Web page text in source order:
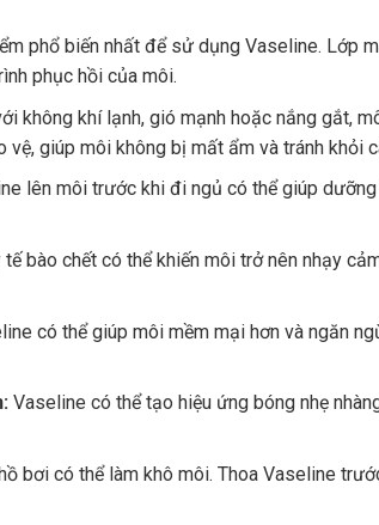
phổ biến nhất để sử dụng Vaseline. Lớp
phục hồi của môi.
không khí lạnh, gió mạnh hoặc nắng gắt,
giúp môi không bị mất ẩm và tránh khỏi
lên môi trước khi đi ngủ có thể giúp
bào chết có thể khiến môi trở nên nhạy
có thể giúp môi mềm mại hơn và ngăn
Vaseline có thể tạo hiệu ứng bóng nhẹ
bơi có thể làm khô môi. Thoa Vaseline